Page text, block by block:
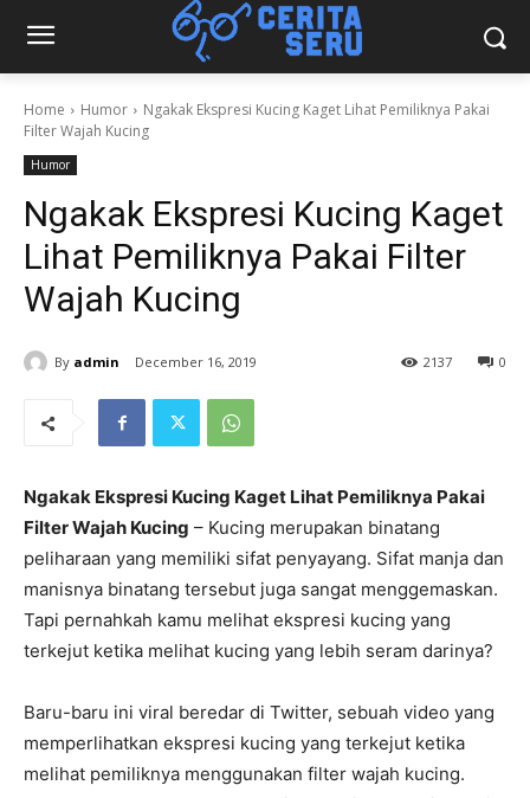
Home Humor
Ngakak Ekspresi Kucing Kaget Lihat Pemiliknya Pakai
Filter Wajah Kucing
Humor
Ngakak Ekspresi Kucing Kaget
Lihat Pemiliknya Pakai Filter
Wajah Kucing
By admin December 16, 2019 0
2137
Ngakak Ekspresi Kucing Kaget Lihat Pemiliknya Pakai
Filter Wajah Kucing – Kucing merupakan binatang
peliharaan yang memiliki sifat penyayang. Sifat manja dan
manisnya binatang tersebut juga sangat menggemaskan.
Tapi pernahkah kamu melihat ekspresi kucing yang
terkejut ketika melihat kucing yang lebih seram darinya?
Baru-baru ini viral beredar di Twitter, sebuah video yang
memperlihatkan ekspresi kucing yang terkejut ketika
melihat pemiliknya menggunakan filter wajah kucing.